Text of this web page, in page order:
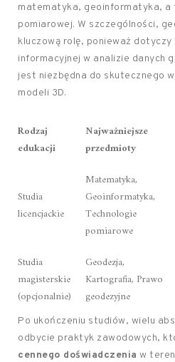
matematyka, geoinformatyka, a
pomiarowej. W szczególności,
kluczową rolę, ponieważ
informacyjnej w analizie danych
jest niezbędna do skutecznego
modeli 3D.
Rodzaj
edukacji
Najważniejsze
przedmioty
Studia
licencjackie
Matematyka,
Geoinformatyka,
Technologie
pomiarowe
Studia
magisterskie
(opcjonalnie)
Geodezja,
Kartografia, Prawo
geodezyjne
Po ukończeniu studiów, wielu
odbycie praktyk zawodowych,
cennego doświadczenia w